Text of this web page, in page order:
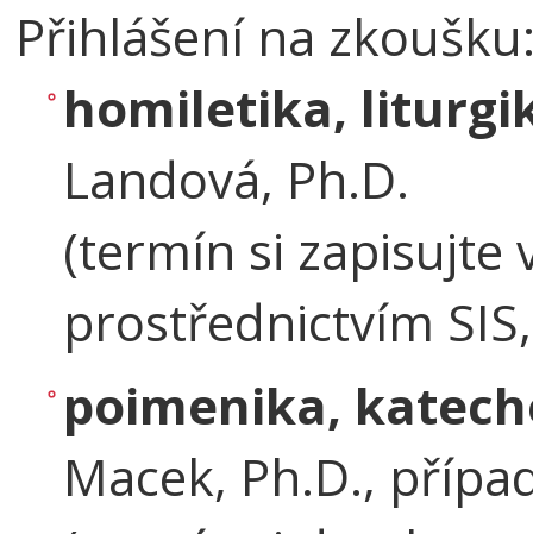
Přihlášení na
homiletika,
Landová, Ph.D.
(termín si zapisujte
prostřednictvím
poimenika,
Macek, Ph.D.,